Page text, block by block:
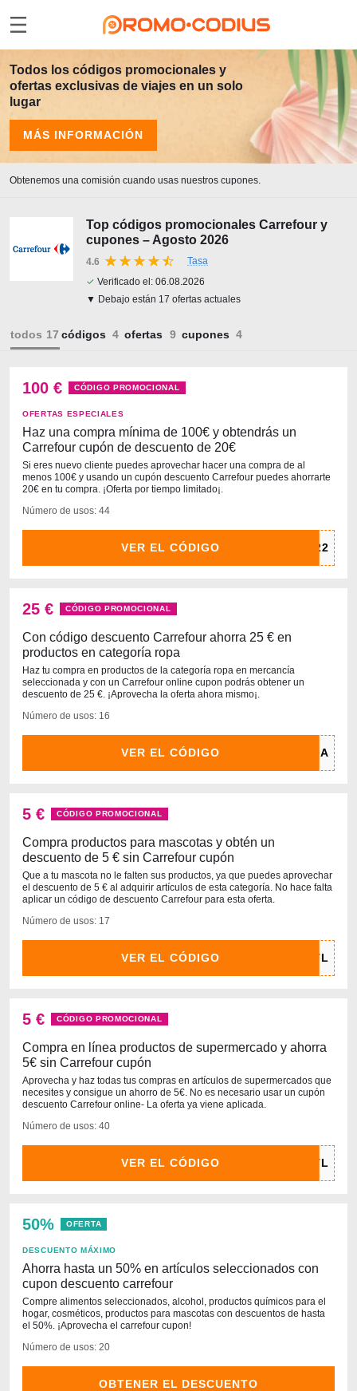
Todos los códigos promocionales y
ofertas exclusivas de viajes en un solo
lugar
MÁS INFORMACIÓN
Obtenemos una comisión cuando usas nuestros cupones.
Top códigos promocionales Carrefour y
cupones – Agosto 2026
4.6
Tasa
✓ Verificado el: 06.08.2026
▼ Debajo están 17 ofertas actuales
todos códigos ofertas cupones
100 € CÓDIGO PROMOCIONAL
OFERTAS ESPECIALES
Haz una compra mínima de 100€ y obtendrás un
Carrefour cupón de descuento de 20€
Si eres nuevo cliente puedes aprovechar hacer una compra de al
menos 100€ y usando un cupón descuento Carrefour puedes ahorrarte
20€ en tu compra. ¡Oferta por tiempo limitado¡.
Número de usos: 44
VER EL CÓDIGO
25 € CÓDIGO PROMOCIONAL
Con código descuento Carrefour ahorra 25 € en
productos en categoría ropa
Haz tu compra en productos de la categoría ropa en mercancía
seleccionada y con un Carrefour online cupon podrás obtener un
descuento de 25 €. ¡Aprovecha la oferta ahora mismo¡.
Número de usos: 16
VER EL CÓDIGO
5 € CÓDIGO PROMOCIONAL
Compra productos para mascotas y obtén un
descuento de 5 € sin Carrefour cupón
Que a tu mascota no le falten sus productos, ya que puedes aprovechar
el descuento de 5 € al adquirir artículos de esta categoría. No hace falta
aplicar un código de descuento Carrefour para esta oferta.
Número de usos: 17
VER EL CÓDIGO
5 € CÓDIGO PROMOCIONAL
Compra en línea productos de supermercado y ahorra
5€ sin Carrefour cupón
Aprovecha y haz todas tus compras en artículos de supermercados que
necesites y consigue un ahorro de 5€. No es necesario usar un cupón
descuento Carrefour online- La oferta ya viene aplicada.
Número de usos: 40
VER EL CÓDIGO
50% OFERTA
DESCUENTO MÁXIMO
Ahorra hasta un 50% en artículos seleccionados con
cupon descuento carrefour
Compre alimentos seleccionados, alcohol, productos químicos para el
hogar, cosméticos, productos para mascotas con descuentos de hasta
el 50%. ¡Aprovecha el carrefour cupon!
Número de usos: 20
OBTENER EL DESCUENTO